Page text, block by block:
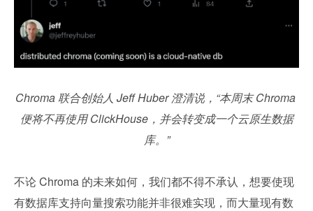
Chroma 联合创始人 Jeff Huber 澄清说，“本周末 Chroma
便将不再使用 ClickHouse，并会转变成一个云原生数据
库。”
不论 Chroma 的未来如何，我们都不得不承认，想要使现
有数据库支持向量搜索功能并非很难实现，而大量现有数